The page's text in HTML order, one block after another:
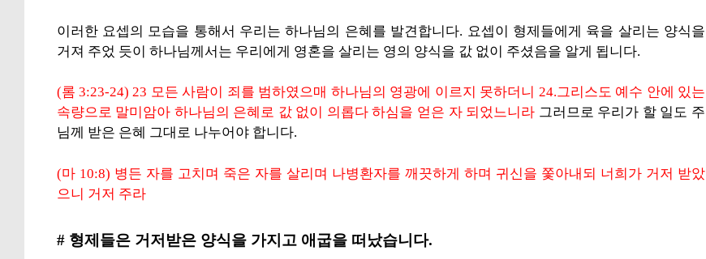
이러한 요셉의 모습을 통해서 우리는 하나님의 은혜를 발견합니다. 요셉이 형제들에게 육을 살리는 양식을
거져 주었 듯이 하나님께서는 우리에게 영혼을 살리는 영의 양식을 값 없이 주셨음을 알게 됩니다.
(롬 3:23-24) 23 모든 사람이 죄를 범하였으매 하나님의 영광에 이르지 못하더니 24.그리스도 예수 안에 있는
속량으로 말미암아 하나님의 은혜로 값 없이 의롭다 하심을 얻은 자 되었느니라 그러므로 우리가 할 일도 주
님께 받은 은혜 그대로 나누어야 합니다.
(마 10:8) 병든 자를 고치며 죽은 자를 살리며 나병환자를 깨끗하게 하며 귀신을 쫓아내되 너희가 거저 받았
으니 거저 주라
# 형제들은 거저받은 양식을 가지고 애굽을 떠났습니다.